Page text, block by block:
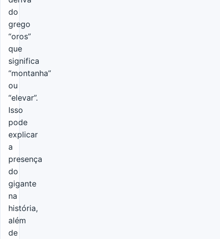
do
grego
“oros”
que
significa
“montanha”
ou
“elevar”.
Isso
pode
explicar
a
presença
do
gigante
na
história,
além
de